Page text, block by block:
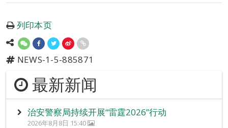
列印本页
NEWS-1-5-885871
最新新闻
治安警察局持续开展“雷霆2026”行动
2026年8月8日 15:40